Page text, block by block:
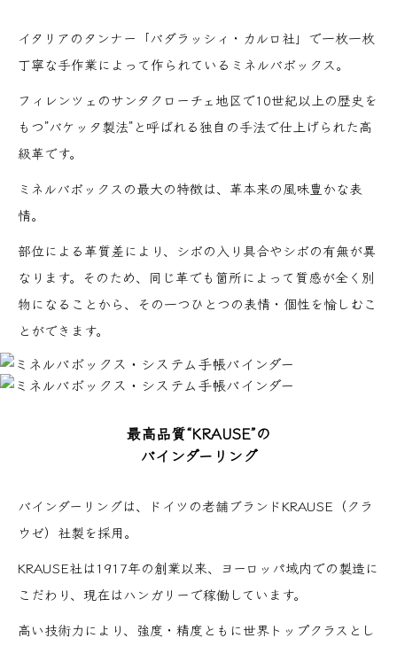
イタリアのタンナー「バダラッシィ・カルロ社」で一枚一枚
丁寧な手作業によって作られているミネルバボックス。
フィレンツェのサンタクローチェ地区で10世紀以上の歴史を
もつ”バケッタ製法”と呼ばれる独自の手法で仕上げられた高
級革です。
ミネルバボックスの最大の特徴は、革本来の風味豊かな表
情。
部位による革質差により、シボの入り具合やシボの有無が異
なります。そのため、同じ革でも箇所によって質感が全く別
物になることから、その一つひとつの表情・個性を愉しむこ
とができます。
最高品質“KRAUSE”の
バインダーリング
バインダーリングは、ドイツの老舗ブランドKRAUSE（クラ
ウゼ）社製を採用。
KRAUSE社は1917年の創業以来、ヨーロッパ域内での製造に
こだわり、現在はハンガリーで稼働しています。
高い技術力により、強度・精度ともに世界トップクラスとし